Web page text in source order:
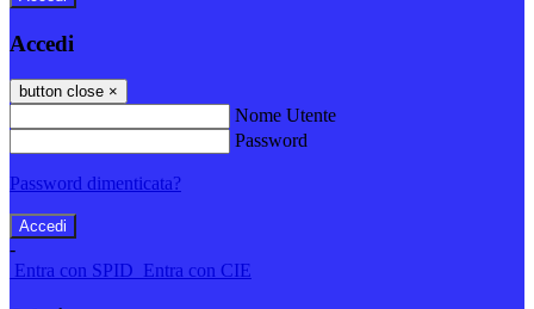
Accedi
button close ×
Nome Utente
Password
Password dimenticata?
-
Entra con SPID Entra con CIE